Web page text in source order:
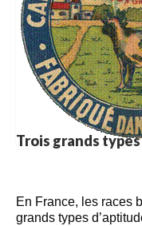
Trois grands
En France, les races
grands types